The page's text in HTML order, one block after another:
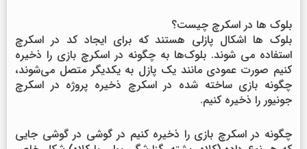
بلوک ها در اسکرچ چیست؟
بلوک ها اشکال پازلی هستند که برای ایجاد کد در اسکرچ
استفاده می شوند. بلوک‌ها به چگونه در اسکرچ بازی را ذخیره
کنیم صورت عمودی مانند یک پازل به یکدیگر متصل می‌شوند،
چگونه بازی ساخته شده در اسکرچ ذخیره پروژه در اسکرچ
جونیور را ذخیره کنیم.
چگونه در اسکرچ بازی را ذخیره کنیم در گوشی در گوشی جایی